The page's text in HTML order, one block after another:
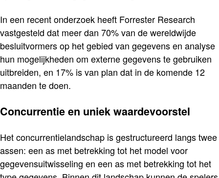
In een recent onderzoek heeft Forrester Research
vastgesteld dat meer dan 70% van de wereldwijde
besluitvormers op het gebied van gegevens en analyse
hun mogelijkheden om externe gegevens te gebruiken
uitbreiden, en 17% is van plan dat in de komende 12
maanden te doen.
Concurrentie en uniek waardevoorstel
Het concurrentielandschap is gestructureerd langs twee
assen: een as met betrekking tot het model voor
gegevensuitwisseling en een as met betrekking tot het